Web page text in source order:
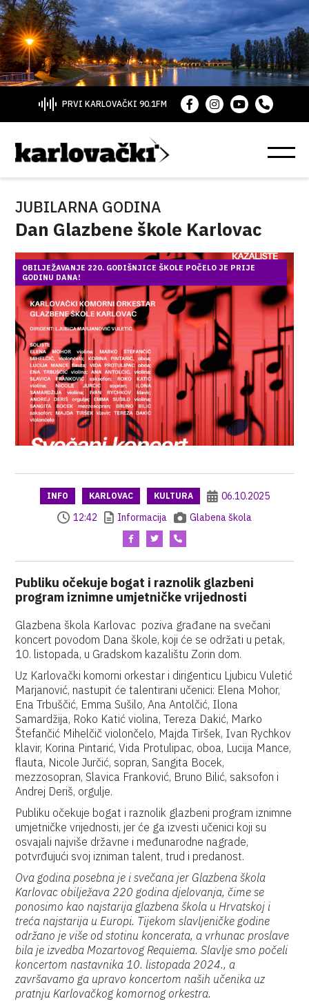
PRVI KARLOVAČKI 90.1FM
JUBILARNA GODINA
Dan Glazbene škole Karlovac
OBILJEŽAVANJE 220. GODIŠNJICE ŠKOLE POČELO JE PRIJE
GODINU DANA!
INFO KARLOVAC KULTURA
06.10.2025
12:42
Informacija Glabena škola
Publiku očekuje bogat i raznolik glazbeni
program iznimne umjetničke vrijednosti
Glazbena škola Karlovac poziva građane na svečani
koncert povodom Dana škole, koji će se održati u petak,
10. listopada, u Gradskom kazalištu Zorin dom.
Uz Karlovački komorni orkestar i dirigenticu Ljubicu Vuletić
Marjanović, nastupit će talentirani učenici: Elena Mohor,
Ena Trbuščić, Emma Sušilo, Ana Antolčić, Ilona
Samardžija, Roko Katić violina, Tereza Dakić, Marko
Štefančić Mihelčič violončelo, Majda Tiršek, Ivan Rychkov
klavir, Korina Pintarić, Vida Protulipac, oboa, Lucija Mance,
flauta, Nicole Jurčić, sopran, Sangita Bocek,
mezzosopran, Slavica Franković, Bruno Bilić, saksofon i
Andrej Deriš, orgulje.
Publiku očekuje bogat i raznolik glazbeni program iznimne
umjetničke vrijednosti, jer će ga izvesti učenici koji su
osvajali najviše državne i međunarodne nagrade,
potvrđujući svoj izniman talent, trud i predanost.
Ova godina posebna je i svečana jer Glazbena škola
Karlovac obilježava 220 godina djelovanja, čime se
ponosimo kao najstarija glazbena škola u Hrvatskoj i
treća najstarija u Europi. Tijekom slavljeničke godine
održano je više od stotinu koncerata, a vrhunac proslave
bila je izvedba Mozartovog Requiema. Slavlje smo počeli
koncertom nastavnika 10. listopada 2024., a
završavamo ga upravo koncertom naših učenika uz
pratnju Karlovačkog komornog orkestra.